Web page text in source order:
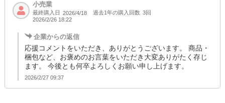
小売業
最終購入日 2026/4/18 過去1年の購入回数 3回
2026/2/26 18:22
企業からの返信
応援コメントをいただき、ありがとうございます。 商品・
梱包など、お褒めのお言葉をいただき大変ありがたく存じ
ます。 今後とも何卒よろしくお願い申し上げます。
2026/2/27 09:37